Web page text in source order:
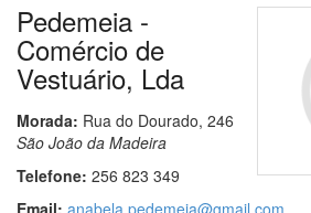
Pedemeia -
Comércio de
Vestuário, Lda
Morada: Rua do Dourado, 246
São João da Madeira
Telefone: 256 823 349